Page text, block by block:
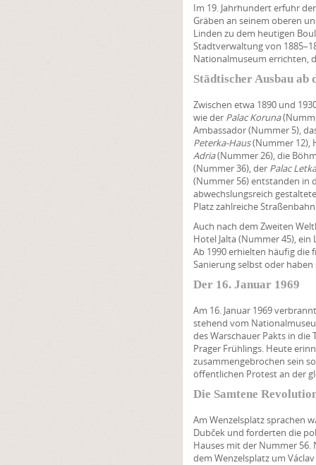
Im 19. Jahrhundert erfuhr
Gräben an seinem oberen
Linden zu dem heutigen
Stadtverwaltung von
Nationalmuseum errichten,
Städtischer Ausbau ab
Zwischen etwa 1890 und
wie der Palac Koruna
Ambassador (Nummer 5),
Peterka-Haus(Nummer 12),
Adria(Nummer 26), die
(Nummer 36), der Palac Letka
(Nummer 56) entstanden in
abwechslungsreich
Platz zahlreiche
Auch nach dem Zweiten
Hotel Jalta (Nummer 45),
Ab 1990 erhielten häufig die
Sanierung selbst oder
Der 16. Januar 1969
Am 16. Januar 1969
stehend vom
des Warschauer Pakts in die
Prager Frühlings. Heute
zusammengebrochen sein
öffentlichen Protest an der
Die Samtene
Am Wenzelsplatz sprachen
Dubček und forderten die
Hauses mit der Nummer 56.
dem Wenzelsplatz um